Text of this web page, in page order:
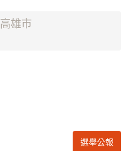
高雄市
選舉公報